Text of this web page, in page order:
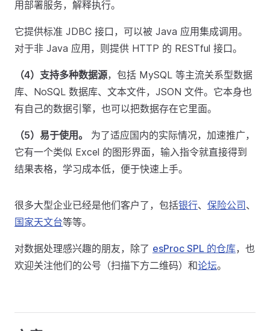
用部署服务，解释执行。
它提供标准 JDBC 接口，可以被 Java 应用集成调用。
对于非 Java 应用，则提供 HTTP 的 RESTful 接口。
（4）支持多种数据源，包括 MySQL 等主流关系型数据
库、NoSQL 数据库、文本文件，JSON 文件。它本身也
有自己的数据引擎，也可以把数据存在它里面。
（5）易于使用。
为了适应国内的实际情况，加速推广，
它有一个类似 Excel 的图形界面，输入指令就直接得到
结果表格，学习成本低，便于快速上手。
很多大型企业已经是他们客户了，包括银行、 保险公司 、
国家天文台等等。
对数据处理感兴趣的朋友，除了 esProc SPL 的仓库，也
欢迎关注他们的公号（扫描下方二维码）和论坛。